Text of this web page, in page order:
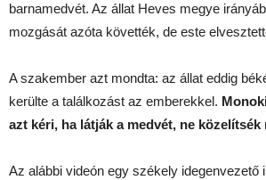
barnamedvét. Az állat Heves megye
mozgását azóta követték, de este
A szakember azt mondta: az állat eddig
kerülte a találkozást az emberekkel.
azt kéri, ha látják a medvét, ne közelítsék
Az alábbi videón egy székely idegenvezető